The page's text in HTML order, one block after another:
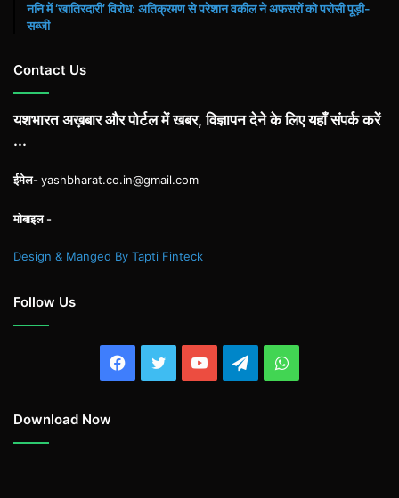
ननि में ‘खातिरदारी’ विरोध: अतिक्रमण से परेशान वकील ने अफसरों को परोसी पूड़ी-
सब्जी
Contact Us
यशभारत अख़बार और पोर्टल में खबर, विज्ञापन देने के लिए यहाँ संपर्क करें
...
ईमेल-yashbharat.co.in@gmail.com
मोबाइल -
Design & Manged By Tapti Finteck
Follow Us
Facebook
TwitterYouTubeTelegramWhatsApp
Download Now